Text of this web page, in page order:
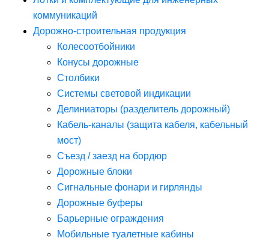
коммуникаций
Дорожно-строительная продукция
Колесоотбойники
Конусы дорожные
Столбики
Системы световой индикации
Делиниаторы (разделитель дорожный)
Кабель-каналы (защита кабеля, кабельный
мост)
Съезд / заезд на бордюр
Дорожные блоки
Сигнальные фонари и гирлянды
Дорожные буферы
Барьерные ограждения
Мобильные туалетные кабины